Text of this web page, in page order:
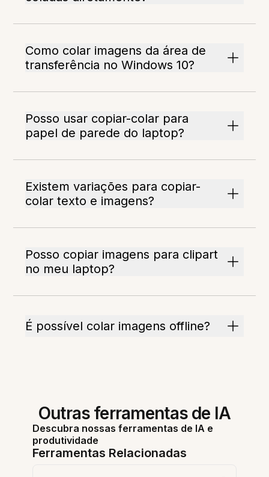
Como colar imagens da área de
transferência no Windows 10?
Posso usar copiar-colar para
papel de parede do laptop?
Existem variações para copiar-
colar texto e imagens?
Posso copiar imagens para clipart
no meu laptop?
É possível colar imagens offline?
Outras ferramentas de IA
Descubra nossas ferramentas de IA e
produtividade
Ferramentas Relacionadas